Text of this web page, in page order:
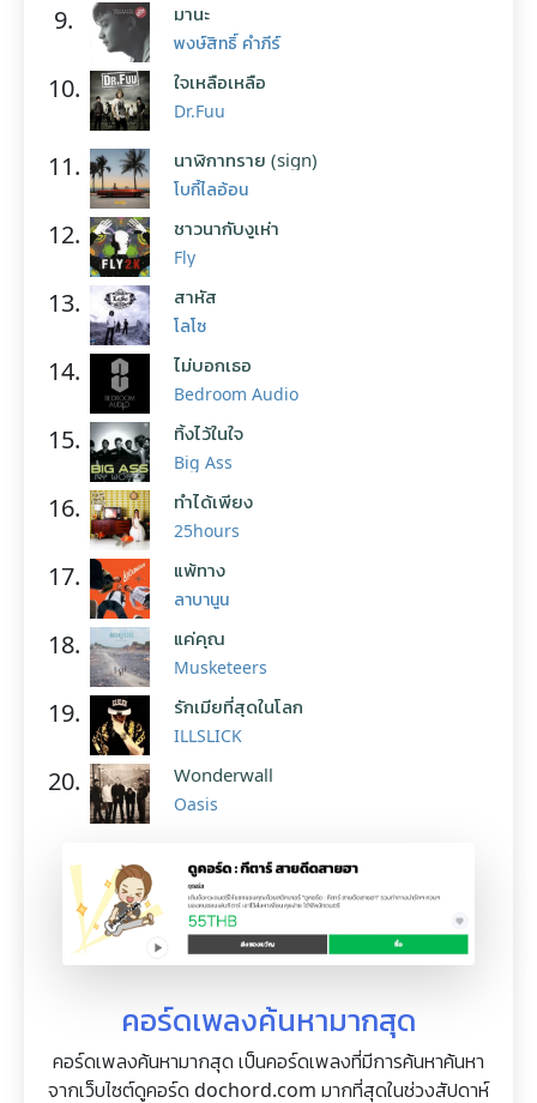
9. มานะ
พงษ์สิทธิ์ คำภีร์
10. ใจเหลือเหลือ
Dr.Fuu
11. นาฬิกาทราย (sign)
โบกี้ไลอ้อน
12. ชาวนากับงูเห่า
Fly
13. สาหัส
โลโซ
14. ไม่บอกเธอ
Bedroom Audio
15. ทิ้งไว้ในใจ
Big Ass
16. ทำได้เพียง
25hours
17. แพ้ทาง
ลาบานูน
18. แค่คุณ
Musketeers
19. รักเมียที่สุดในโลก
ILLSLICK
20. Wonderwall
Oasis
คอร์ดเพลงค้นหามากสุด
คอร์ดเพลงค้นหามากสุด เป็นคอร์ดเพลงที่มีการค้นหาค้นหา
จากเว็บไซต์ดูคอร์ด dochord.com มากที่สุดในช่วงสัปดาห์